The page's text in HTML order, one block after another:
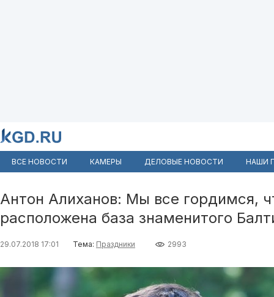
ВСЕ НОВОСТИ КАМЕРЫ ДЕЛОВЫЕ НОВОСТИ НАШИ
Антон Алиханов: Мы все гордимся,
расположена база знаменитого
29.07.2018 17:01 Тема: Праздники 2993